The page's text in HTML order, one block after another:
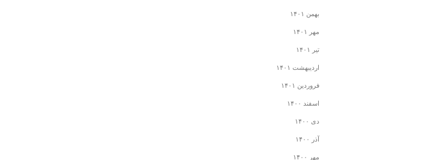
بهمن ۱۴۰۱
مهر ۱۴۰۱
تیر ۱۴۰۱
اردیبهشت ۱۴۰۱
فروردین ۱۴۰۱
اسفند ۱۴۰۰
دی ۱۴۰۰
آذر ۱۴۰۰
مهر ۱۴۰۰